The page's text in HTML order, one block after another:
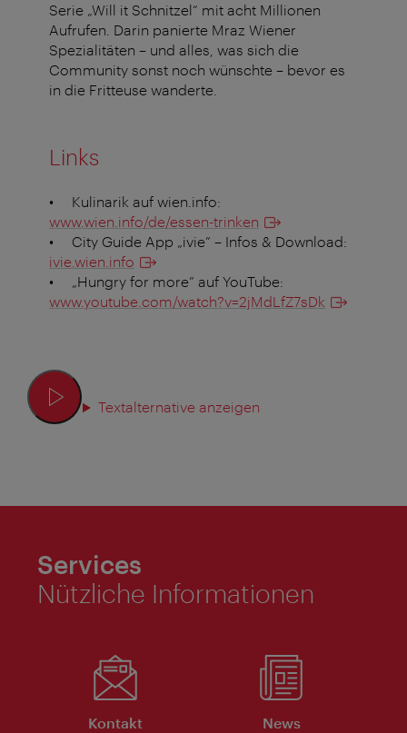
Serie „Will it Schnitzel“ mit acht Millionen
Aufrufen. Darin panierte Mraz Wiener
Spezialitäten – und alles, was sich die
Community sonst noch wünschte – bevor es
in die Fritteuse wanderte.
Links
• Kulinarik auf wien.info:
www.wien.info/de/essen-trinken
• City Guide App „ivie” – Infos & Download:
ivie.wien.info
• „Hungry for more” auf YouTube:
www.youtube.com/watch?v=2jMdLfZ7sDk
Textalternative anzeigen
Services
Nützliche Informationen
Kontakt News